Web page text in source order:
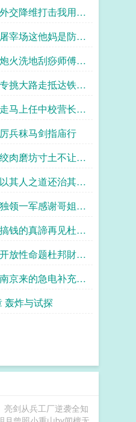
交降维打击我用你
你的脸
宰场这他妈是防御
地狱
火洗地刮痧师傅田
迎来到反斜面震撼
挑大路走抵达铁岭
哲马上任中校营长我
救命恩人
兵秣马剑指庙行
肉磨坊寸土不让的
其人之道还治其人
领一军感谢哥姐们
更章
钱的真諦再见杜邦
放性命题杜邦財团
人感谢月萧花落尽
京来的急电补充团
置
轰炸与试探
亮剑从兵工厂逆袭全知